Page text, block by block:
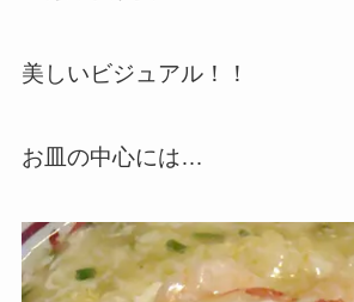
美しいビジュアル！！
お皿の中心には…